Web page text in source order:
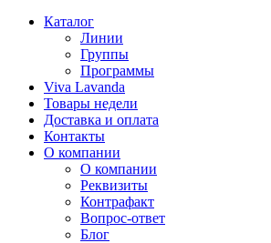
Каталог
Линии
Группы
Программы
Viva Lavanda
Товары недели
Доставка и оплата
Контакты
О компании
О компании
Реквизиты
Контрафакт
Вопрос-ответ
Блог